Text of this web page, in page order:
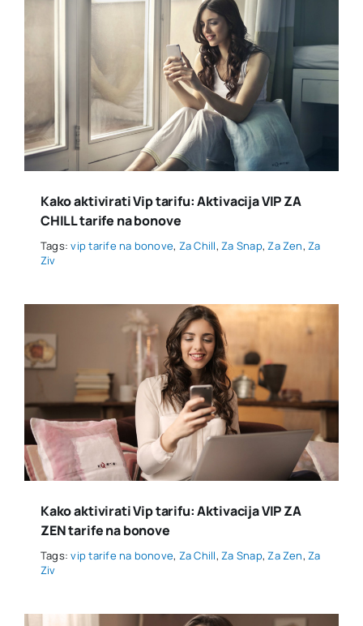
Kako aktivirati Vip tarifu: Aktivacija VIP ZA
CHILL tarife na bonove
Tags:vip tarife na bonove, Za Chill,Za Snap,Za Zen,Za
Ziv
Kako aktivirati Vip tarifu: Aktivacija VIP ZA
ZEN tarife na bonove
Tags:vip tarife na bonove, Za Chill,Za Snap,Za Zen,Za
Ziv